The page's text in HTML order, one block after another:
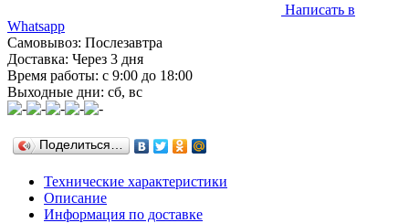
Написать в
Whatsapp
Самовывоз: Послезавтра
Доставка: Через 3 дня
Время работы: с 9:00 до 18:00
Выходные дни: сб, вс
Поделиться…
Технические характеристики
Описание
Информация по доставке